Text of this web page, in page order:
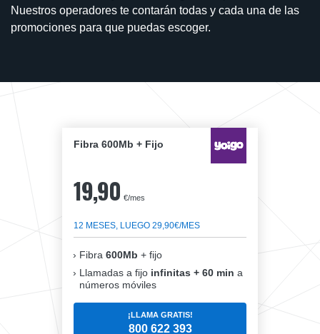
Nuestros operadores te contarán todas y cada una de las
promociones para que puedas escoger.
Fibra 600Mb + Fijo
19,90 €/mes
12 MESES, LUEGO 29,90€/MES
Fibra 600Mb + fijo
Llamadas a fijo infinitas + 60 min a
números móviles
¡LLAMA GRATIS!
800 622 393